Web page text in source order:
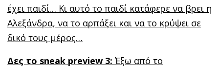
έχει παιδί… Κι αυτό το παιδί κατάφερε να βρει η
Αλεξάνδρα, να το αρπάξει και να το κρύψει σε
δικό τους μέρος…
Δες το sneak preview 3: Έξω από το